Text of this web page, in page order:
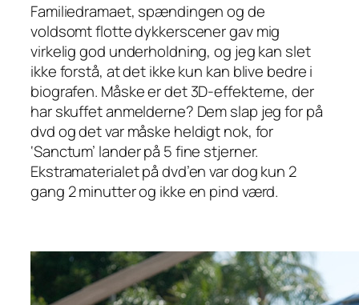
Familiedramaet, spændingen og de
voldsomt flotte dykkerscener gav mig
virkelig god underholdning, og jeg kan slet
ikke forstå, at det ikke kun kan blive bedre i
biografen. Måske er det 3D-effekterne, der
har skuffet anmelderne? Dem slap jeg for på
dvd og det var måske heldigt nok, for
‘Sanctum’ lander på 5 fine stjerner.
Ekstramaterialet på dvd’en var dog kun 2
gang 2 minutter og ikke en pind værd.